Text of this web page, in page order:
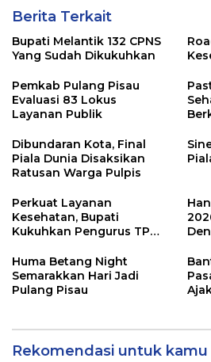
Berita Terkait
Bupati Melantik 132 CPNS
Yang Sudah Dikukuhkan
Pemkab Pulang Pisau
Evaluasi 83 Lokus
Layanan Publik
Dibundaran Kota, Final
Piala Dunia Disaksikan
Ratusan Warga Pulpis
Perkuat Layanan
Kesehatan, Bupati
Kukuhkan Pengurus TP
Huma Betang Night
Semarakkan Hari Jadi
Pulang Pisau
Rekomendasi untuk kamu